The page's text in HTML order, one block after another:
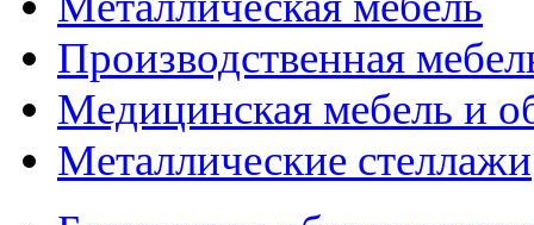
Производственная
Медицинская мебель и
Металлические стеллажи